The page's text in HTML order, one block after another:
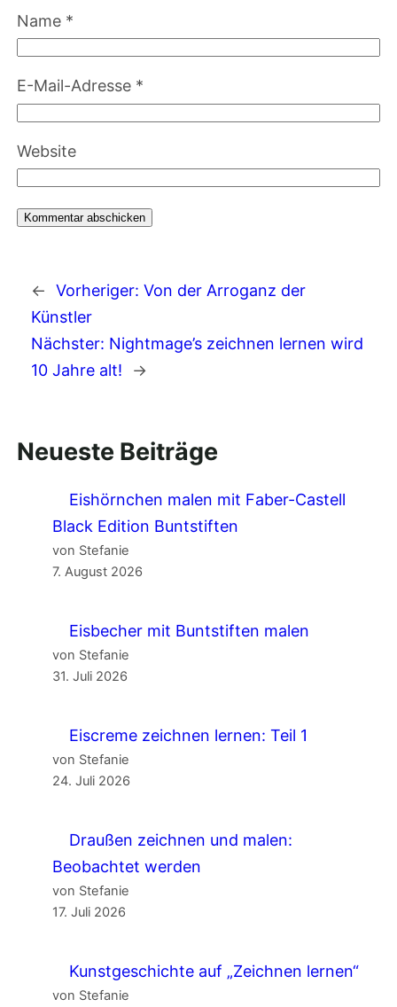
Name *
E-Mail-Adresse *
Website
← Vorheriger: Von der Arroganz der
Künstler
Nächster: Nightmage’s zeichnen lernen wird
10 Jahre alt!
→
Neueste Beiträge
Eishörnchen malen mit Faber-Castell
Black Edition Buntstiften
von Stefanie
7. August 2026
Eisbecher mit Buntstiften malen
von Stefanie
31. Juli 2026
Eiscreme zeichnen lernen: Teil 1
von Stefanie
24. Juli 2026
Draußen zeichnen und malen:
Beobachtet werden
von Stefanie
17. Juli 2026
Kunstgeschichte auf „Zeichnen lernen“
von Stefanie